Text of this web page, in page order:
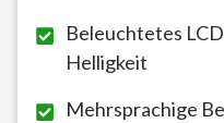
Beleuchtetes
Helligkeit
Mehrsprachige